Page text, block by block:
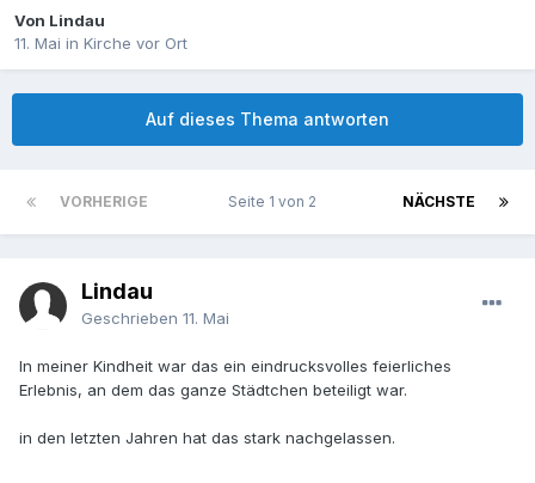
Von Lindau
11. Mai in Kirche vor Ort
Auf dieses Thema antworten
VORHERIGE NÄCHSTE
Seite 1 von 2
Lindau
Geschrieben 11. Mai
In meiner Kindheit war das ein eindrucksvolles feierliches
Erlebnis, an dem das ganze Städtchen beteiligt war.
in den letzten Jahren hat das stark nachgelassen.